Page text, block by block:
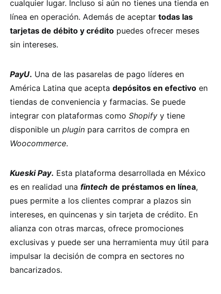
cualquier lugar. Incluso si aún no tienes una tienda en
línea en operación. Además de aceptar todas las
tarjetas de débito y crédito puedes ofrecer meses
sin intereses.
PayU. Una de las pasarelas de pago líderes en
América Latina que acepta depósitos en efectivo en
tiendas de conveniencia y farmacias. Se puede
integrar con plataformas como Shopify y tiene
disponible un plugin para carritos de compra en
Woocommerce.
Kueski Pay. Esta plataforma desarrollada en México
es en realidad una fintech de préstamos en línea,
pues permite a los clientes comprar a plazos sin
intereses, en quincenas y sin tarjeta de crédito. En
alianza con otras marcas, ofrece promociones
exclusivas y puede ser una herramienta muy útil para
impulsar la decisión de compra en sectores no
bancarizados.